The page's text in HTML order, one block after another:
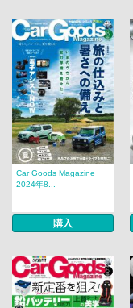
Car Goods Magazine
2024年8...
購入